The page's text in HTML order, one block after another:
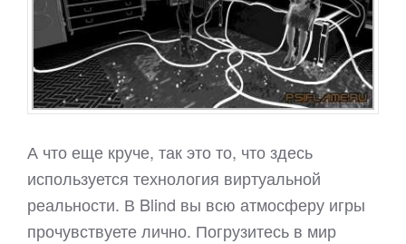
А что еще круче, так это то, что здесь
используется технология виртуальной
реальности. В Blind вы всю атмосферу игры
прочувствуете лично. Погрузитесь в мир